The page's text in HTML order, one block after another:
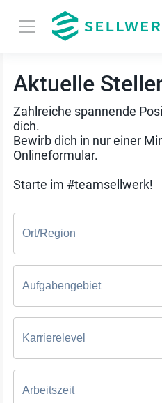
Aktuelle
Zahlreiche spannende
dich.
Bewirb dich in nur einer
Onlineformular.
Starte im #teamsellwerk!
Ort/Region
Aufgabengebiet
Karrierelevel
Arbeitszeit